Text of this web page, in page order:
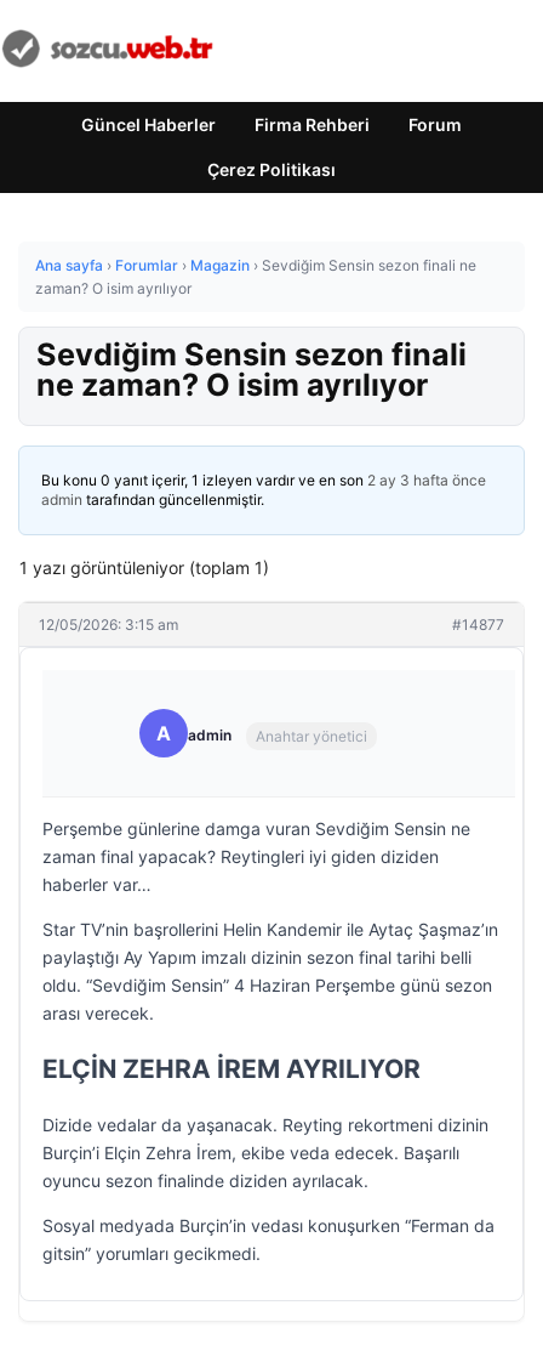
Güncel Haberler Firma Rehberi Forum
Çerez Politikası
Ana sayfa › Forumlar › Magazin › Sevdiğim Sensin sezon finali ne
zaman? O isim ayrılıyor
Sevdiğim Sensin sezon finali
ne zaman? O isim ayrılıyor
Bu konu 0 yanıt içerir, 1 izleyen vardır ve en son 2 ay 3 hafta önce
admin tarafından güncellenmiştir.
1 yazı görüntüleniyor (toplam 1)
12/05/2026: 3:15 am #14877
A admin Anahtar yönetici
Perşembe günlerine damga vuran Sevdiğim Sensin ne
zaman final yapacak? Reytingleri iyi giden diziden
haberler var…
Star TV’nin başrollerini Helin Kandemir ile Aytaç Şaşmaz’ın
paylaştığı Ay Yapım imzalı dizinin sezon final tarihi belli
oldu. “Sevdiğim Sensin” 4 Haziran Perşembe günü sezon
arası verecek.
ELÇİN ZEHRA İREM AYRILIYOR
Dizide vedalar da yaşanacak. Reyting rekortmeni dizinin
Burçin’i Elçin Zehra İrem, ekibe veda edecek. Başarılı
oyuncu sezon finalinde diziden ayrılacak.
Sosyal medyada Burçin’in vedası konuşurken “Ferman da
gitsin” yorumları gecikmedi.